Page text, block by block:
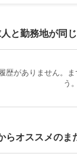
と勤務地が同
歴がありません。
う。
らオススメのま